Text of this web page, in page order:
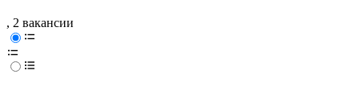
, 2 вакансии